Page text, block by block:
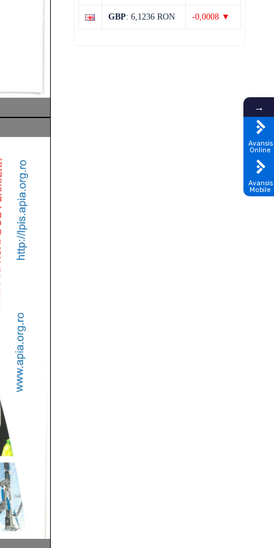
GBP: 6,1236 RON -0,0008 ▼
→
Avansis
Online
Avansis
Mobile